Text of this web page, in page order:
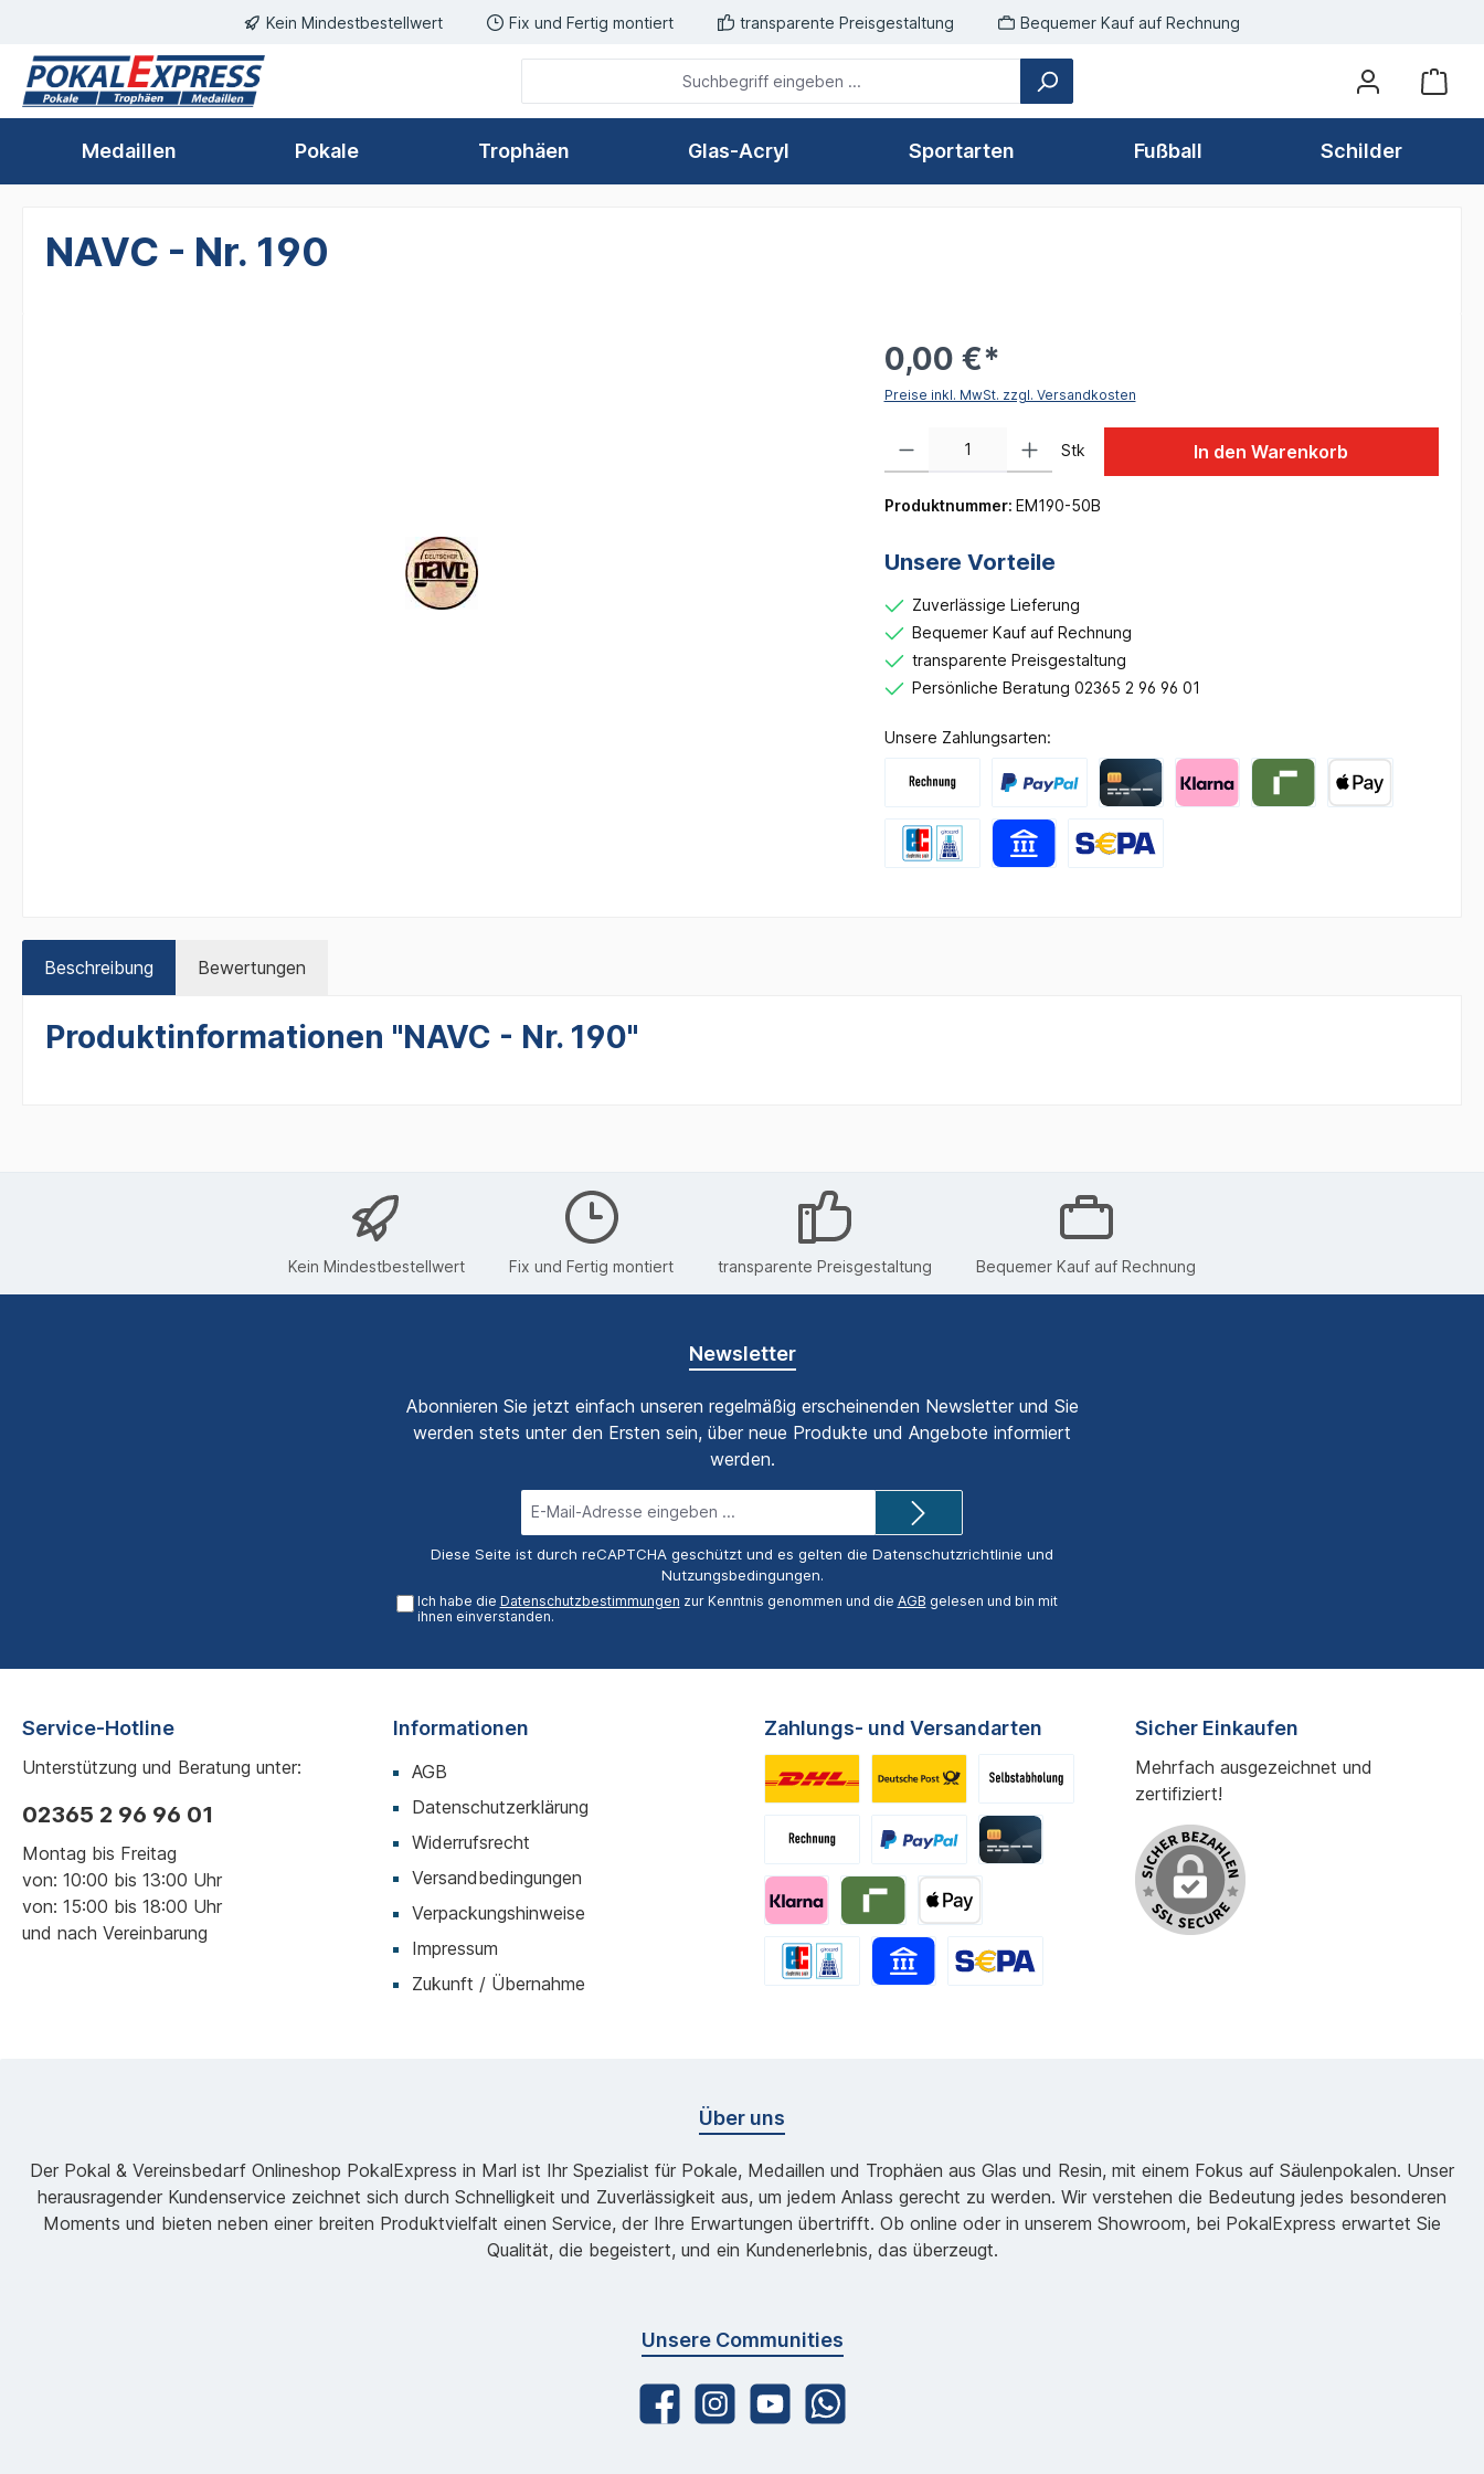
Zur Hauptnavigation springenKein Mindestbestellwert Fix und Fertig montiert transparente Preisgestaltung Bequemer Kauf auf Rechnung
Medaillen Pokale Trophäen Glas-Acryl Sportarten Fußball Schilder
NAVC - Nr. 190
0,00 €*
Preise inkl. MwSt. zzgl. Versandkosten
Stk In den Warenkorb
Produktnummer: EM190-50B
Unsere Vorteile
Zuverlässige Lieferung
Bequemer Kauf auf Rechnung
transparente Preisgestaltung
Persönliche Beratung 02365 2 96 96 01
Unsere Zahlungsarten:
Beschreibung Bewertungen
Produktinformationen "NAVC - Nr. 190"
Kein Mindestbestellwert Fix und Fertig montiert transparente Preisgestaltung Bequemer Kauf auf Rechnung
Newsletter
Abonnieren Sie jetzt einfach unseren regelmäßig erscheinenden Newsletter und Sie
werden stets unter den Ersten sein, über neue Produkte und Angebote informiert
werden.
Mail-
Adresse*
Diese Seite ist durch reCAPTCHA geschützt und es gelten die Datenschutzrichtlinie und
Nutzungsbedingungen.
Ich habe die Datenschutzbestimmungen zur Kenntnis genommen und die AGB gelesen und bin mit
ihnen einverstanden.
Service-Hotline
Unterstützung und Beratung unter:
02365 2 96 96 01
Montag bis Freitag
von: 10:00 bis 13:00 Uhr
von: 15:00 bis 18:00 Uhr
und nach Vereinbarung
Informationen
AGB
Datenschutzerklärung
Widerrufsrecht
Versandbedingungen
Verpackungshinweise
Impressum
Zukunft / Übernahme
Zahlungs- und Versandarten Sicher Einkaufen
Mehrfach ausgezeichnet und
zertifiziert!
Über uns
Der Pokal & Vereinsbedarf Onlineshop PokalExpress in Marl ist Ihr Spezialist für Pokale, Medaillen und Trophäen aus Glas und Resin, mit einem Fokus auf Säulenpokalen. Unser
herausragender Kundenservice zeichnet sich durch Schnelligkeit und Zuverlässigkeit aus, um jedem Anlass gerecht zu werden. Wir verstehen die Bedeutung jedes besonderen
Moments und bieten neben einer breiten Produktvielfalt einen Service, der Ihre Erwartungen übertrifft. Ob online oder in unserem Showroom, bei PokalExpress erwartet Sie
Qualität, die begeistert, und ein Kundenerlebnis, das überzeugt.
Unsere Communities